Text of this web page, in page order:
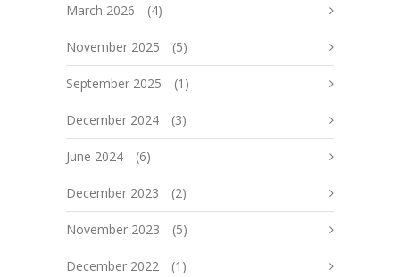
March 2026 (4)
November 2025 (5)
September 2025 (1)
December 2024 (3)
June 2024 (6)
December 2023 (2)
November 2023 (5)
December 2022 (1)